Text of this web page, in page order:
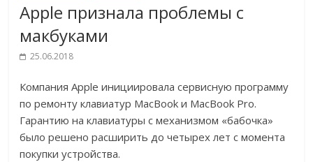
Apple признала проблемы с
макбуками
25.06.2018
Компания Apple инициировала сервисную программу
по ремонту клавиатур MacBook и MacBook Pro.
Гарантию на клавиатуры с механизмом «бабочка»
было решено расширить до четырех лет с момента
покупки устройства.